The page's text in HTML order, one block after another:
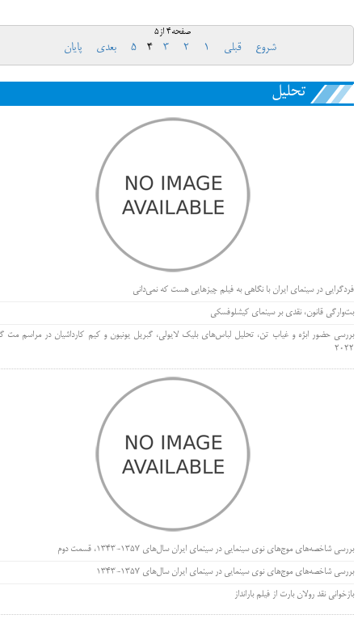
صفحه4 از5
شروع قبلی 1
2
3
4
5 بعدی پایان
تحلیل
فردگرایی در سینمای ایران با نگاهی به فیلم چیزهایی هست که نمی‌دانی
بت‌وارگی قانون، نقدی بر سینمای کیشلوفسکی
بررسی حضور ابژه و غیاب تن، تحلیل لباس‌های بلیک لایولی، گبریل یونیون و کیم کارداشیان در مراسم مت
۲۰۲۲
بررسی شاخصه‌های موج‌های نوی سینمایی در سینمای ایران سال‌های 1357-1343، قسمت دوم
بررسی شاخصه‌های موج‌های نوی سینمایی در سینمای ایران سال‌های 1357-1343
بازخوانی نقد رولان بارت از فیلم بارانداز